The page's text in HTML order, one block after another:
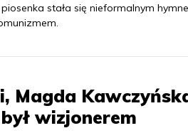
stała się nieformalnym
Magda
wizjonerem